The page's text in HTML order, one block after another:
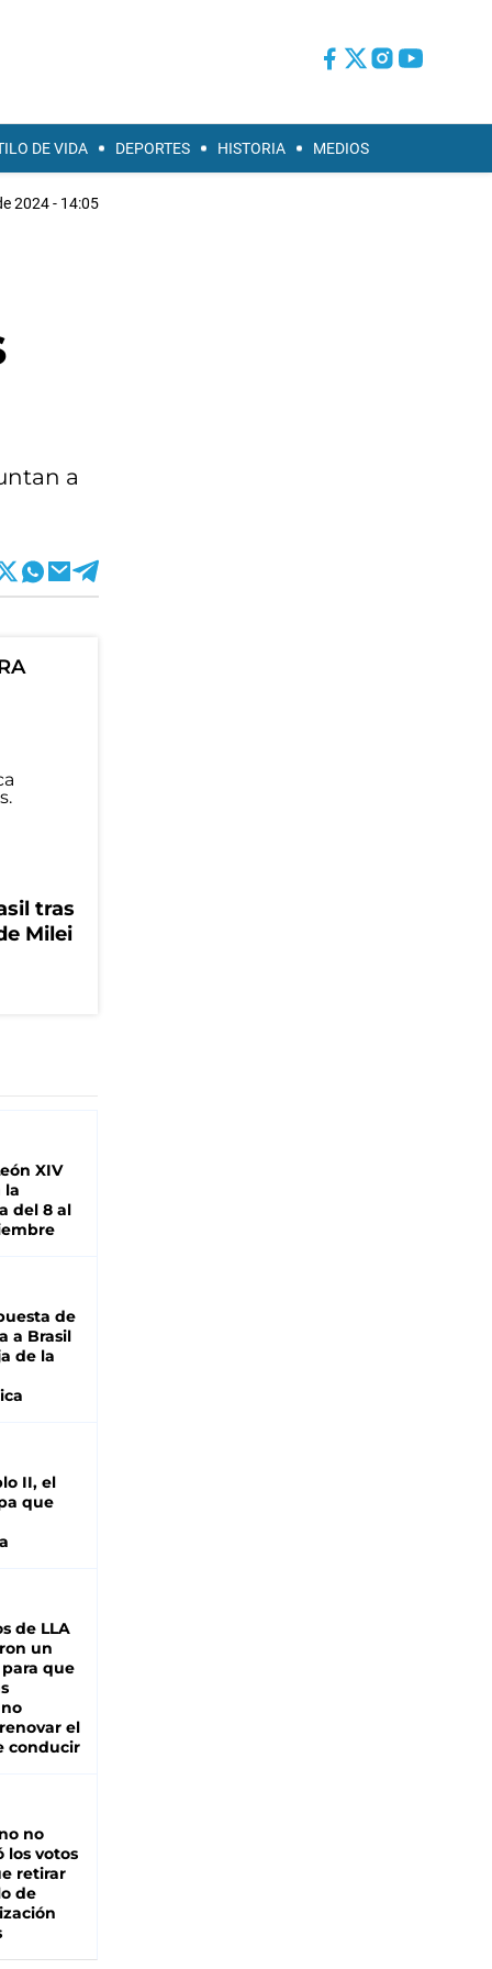
DE VIDA DEPORTES HISTORIA MEDIOS
2024 - 14:05
a
tras
Milei
XIV
la
del 8 al
de
a Brasil
de la
II, el
que
de LLA
un
que
el
conducir
no
los votos
retirar
de